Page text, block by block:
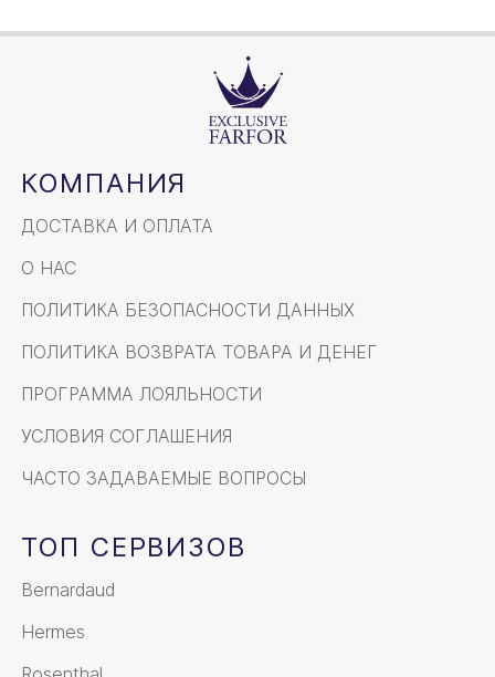
КОМПАНИЯ
ДОСТАВКА И ОПЛАТА
О НАС
ПОЛИТИКА БЕЗОПАСНОСТИ ДАННЫХ
ПОЛИТИКА ВОЗВРАТА ТОВАРА И ДЕНЕГ
ПРОГРАММА ЛОЯЛЬНОСТИ
УСЛОВИЯ СОГЛАШЕНИЯ
ЧАСТО ЗАДАВАЕМЫЕ ВОПРОСЫ
ТОП СЕРВИЗОВ
Bernardaud
Hermes